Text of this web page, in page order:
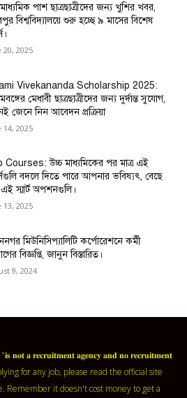
পাশ ছাত্রছাত্রীদের জন্য খুশির খবর,
বিশ্ববিদ্যালয়ে শুরু হচ্ছে ৯ মাসের বিশেষ
20, 2025
Vivekananda Scholarship 2025:
মেধাবী ছাত্রছাত্রীদের জন্য দুর্দান্ত সুযোগ,
জেনে নিন আবেদন প্রক্রিয়া
14, 2025
Courses: উচ্চ মাধ্যমিকের পর মাত্র এই
বদলে দিতে পারে আপনার ভবিষ্যৎ, বেছে
স্মার্ট অপশনগুলি।
13, 2025
মিউনিসিপ্যালিটি কর্পোরেশনে কর্মী
বিজ্ঞপ্তি, জানুন বিস্তারিত।
9, 2024
𝐧𝐨𝐭 𝐚 𝐫𝐞𝐜𝐫𝐮𝐢𝐭𝐦𝐞𝐧𝐭 𝐚𝐠𝐞𝐧𝐜𝐲 𝐚𝐧𝐝 𝐧𝐨 𝐫𝐞𝐜𝐫𝐮𝐢𝐭𝐦𝐞𝐧𝐭
for any job, please read the official site
Remember it doesn't cost money to get a